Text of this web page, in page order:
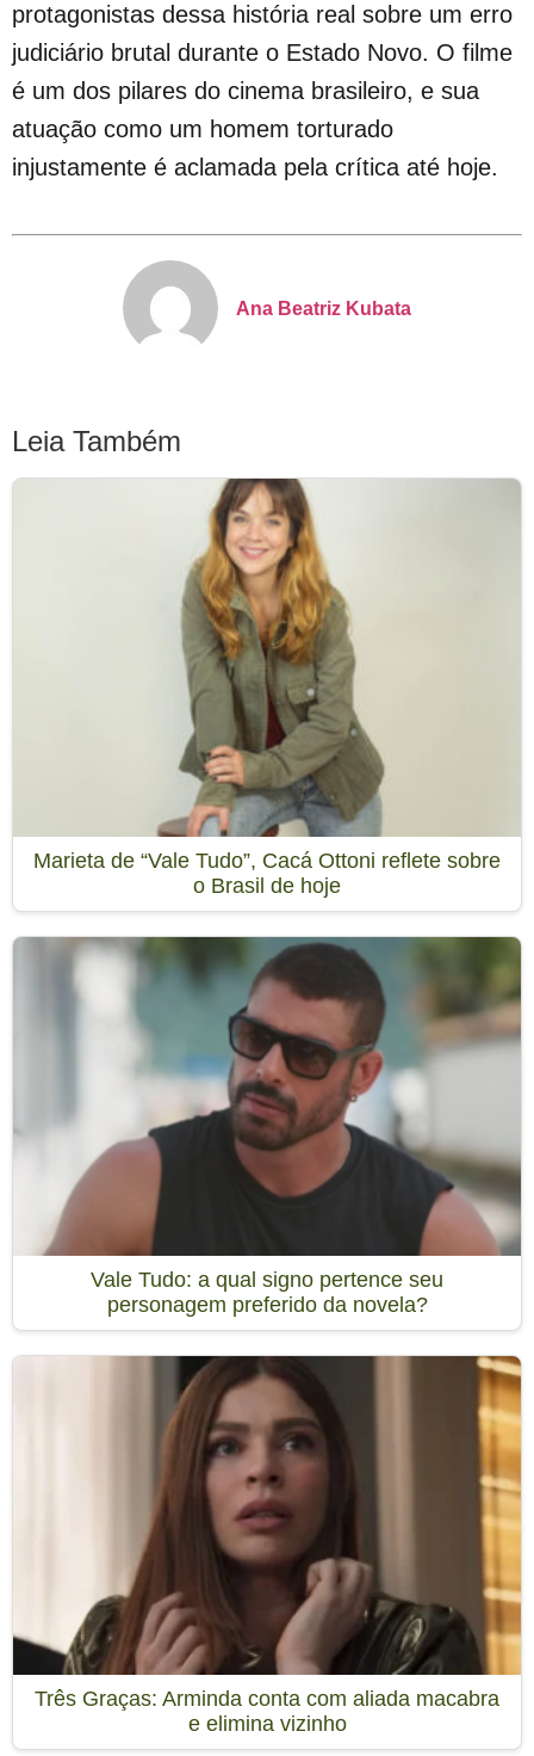
protagonistas dessa história real sobre um erro
judiciário brutal durante o Estado Novo. O filme
é um dos pilares do cinema brasileiro, e sua
atuação como um homem torturado
injustamente é aclamada pela crítica até hoje.
Ana Beatriz Kubata
Leia Também
Marieta de “Vale Tudo”, Cacá Ottoni reflete sobre
o Brasil de hoje
Vale Tudo: a qual signo pertence seu
personagem preferido da novela?
Três Graças: Arminda conta com aliada macabra
e elimina vizinho